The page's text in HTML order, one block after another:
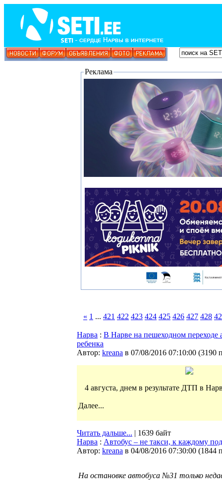
Реклама
« 1 ... 421 422 423 424 425 426 427 428
Нарва : В Нарве на пешеходном переходе
ребенка
Автор: kreana в 07/08/2016 07:10:00 (3190
4 августа, днем в результате ДТП в
Далее...
Читать дальше... | 1639 байт
Нарва : Автобус – не такси, к каждому
Автор: kreana в 04/08/2016 07:30:00 (1844
На остановке автобуса №31 только